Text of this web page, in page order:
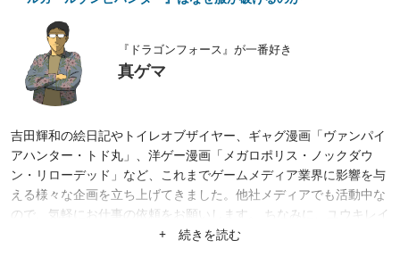
『ドラゴンフォース』が一番好き
真ゲマ
吉田輝和の絵日記やトイレオブザイヤー、ギャグ漫画「ヴァンパイ
アハンター・トド丸」、洋ゲー漫画「メガロポリス・ノックダウ
ン・リローデッド」など、これまでゲームメディア業界に影響を与
える様々な企画を立ち上げてきました。他社メディアでも活動中な
ので、気軽にお仕事の依頼をお願いします。 ちなみに、ユウキレイ
先生が手掛ける4コマ漫画「まほろば小町ハルヒノさん」（まんが
+ 続きを読む